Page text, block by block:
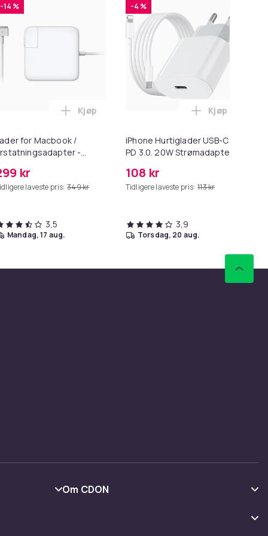
Converter 1080p - Adapter i handlekurven
-14 %
for Macbook /
-
kr
laveste pris: 349 kr
Legg Lader for Macbook /
Kjøp
3,5
mandag, 17 aug.
-4 %
iPhone Hurtiglader USB-C
PD 3.0. 20W Strømadapter
108 kr
Tidligere laveste pris: 113 kr
Legg iPhone
Kjøp
3,9
torsdag, 20 aug.
Om CDON